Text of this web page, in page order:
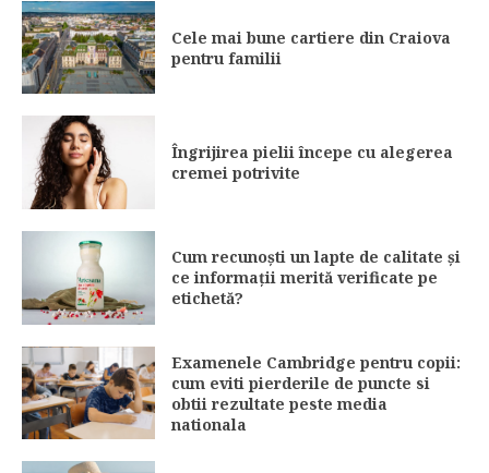
Cele mai bune cartiere din Craiova
pentru familii
Îngrijirea pielii începe cu alegerea
cremei potrivite
Cum recunoști un lapte de calitate și
ce informații merită verificate pe
etichetă?
Examenele Cambridge pentru copii:
cum eviti pierderile de puncte si
obtii rezultate peste media
nationala